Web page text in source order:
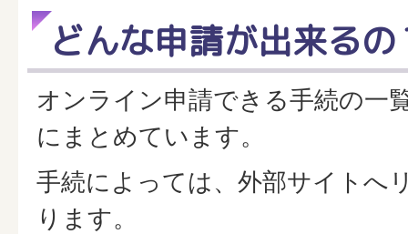
どんな申請が出来るの
オンライン申請できる手続の一
にまとめています。
手続によっては、外部サイトへ
ります。